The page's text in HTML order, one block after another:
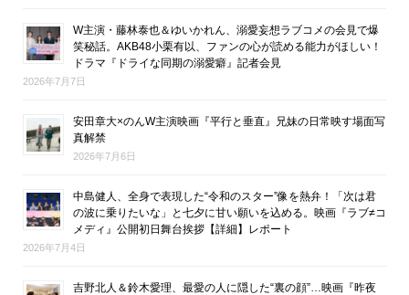
W主演・藤林泰也＆ゆいかれん、溺愛妄想ラブコメの会見で爆
笑秘話。AKB48小栗有以、ファンの心が読める能力がほしい！
ドラマ『ドライな同期の溺愛癖』記者会見
2026年7月7日
安田章大×のんW主演映画『平行と垂直』兄妹の日常映す場面写
真解禁
2026年7月6日
中島健人、全身で表現した“令和のスター”像を熱弁！「次は君
の波に乗りたいな」と七夕に甘い願いを込める。映画『ラブ≠コ
メディ』公開初日舞台挨拶【詳細】レポート
2026年7月4日
吉野北人＆鈴木愛理、最愛の人に隠した“裏の顔”…映画『昨夜